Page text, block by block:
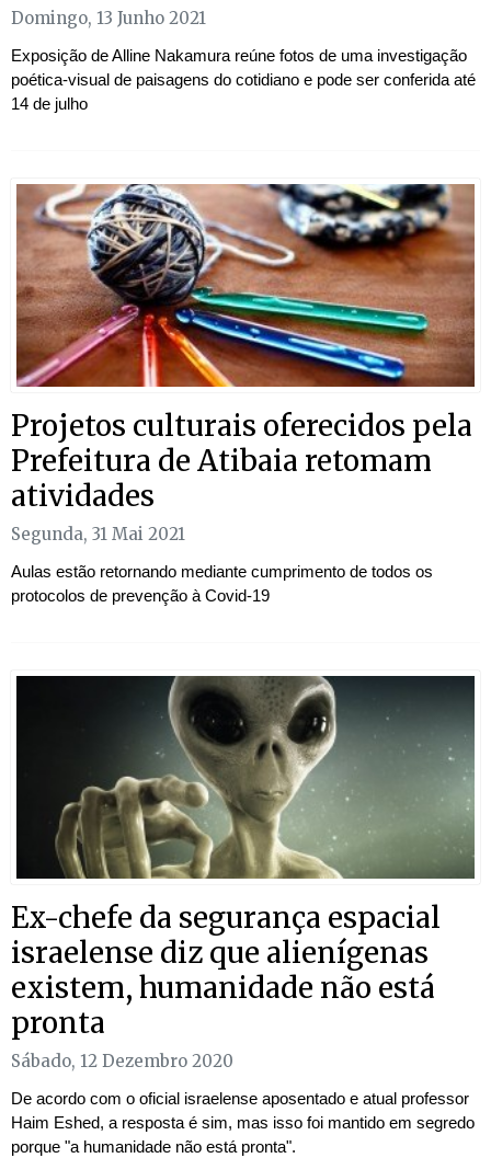
Domingo, 13 Junho 2021
Exposição de Alline Nakamura reúne fotos de uma investigação
poética-visual de paisagens do cotidiano e pode ser conferida até
14 de julho
Projetos culturais oferecidos pela
Prefeitura de Atibaia retomam
atividades
Segunda, 31 Mai 2021
Aulas estão retornando mediante cumprimento de todos os
protocolos de prevenção à Covid-19
Ex-chefe da segurança espacial
israelense diz que alienígenas
existem, humanidade não está
pronta
Sábado, 12 Dezembro 2020
De acordo com o oficial israelense aposentado e atual professor
Haim Eshed, a resposta é sim, mas isso foi mantido em segredo
porque "a humanidade não está pronta".